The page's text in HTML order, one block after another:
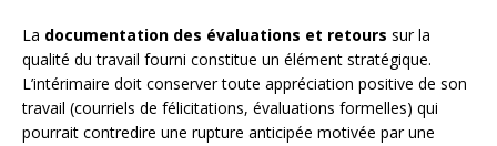
La documentation des évaluations et retours sur la
qualité du travail fourni constitue un élément stratégique.
L’intérimaire doit conserver toute appréciation positive de son
travail (courriels de félicitations, évaluations formelles) qui
pourrait contredire une rupture anticipée motivée par une